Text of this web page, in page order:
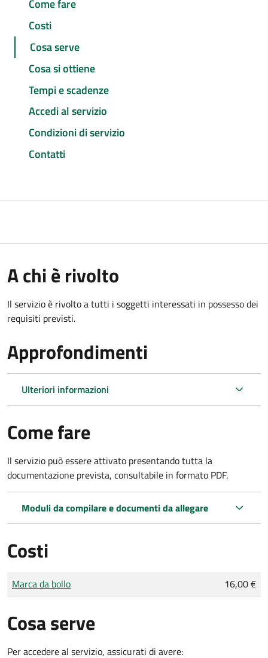
Come fare
Costi
Cosa serve
Cosa si ottiene
Tempi e scadenze
Accedi al servizio
Condizioni di servizio
Contatti
A chi è rivolto
Il servizio è rivolto a tutti i soggetti interessati in possesso dei
requisiti previsti.
Approfondimenti
Ulteriori informazioni
Come fare
Il servizio può essere attivato presentando tutta la
documentazione prevista, consultabile in formato PDF.
Moduli da compilare e documenti da allegare
Costi
Tipo di pagamento
Importo
Marca da bollo 16,00 €
Cosa serve
Per accedere al servizio, assicurati di avere: